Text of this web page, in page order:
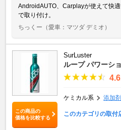
AndroidAUTO、Carplayが使えて快
で取り付け。
ちっくー （愛車：マツダ デミオ）
この商品の
価格を比較する
SurLuster
ループ パワーシ
ケミカル系 添加剤
このカテゴリの取付